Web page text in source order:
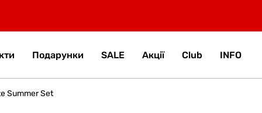
Подарунки SALE Акції Club INFO
Summer Set